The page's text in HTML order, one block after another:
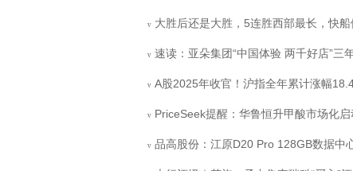
v 大胜后还是大胜，5连胜西部最长，快
v 速读：亚朵集团“中国体验 两千好店”三
v A股2025年收官！沪指全年累计涨幅
v PriceSeek提醒：华鲁恒升甲酸市场化启
v 品高股份：江原D20 Pro 128GB数据中